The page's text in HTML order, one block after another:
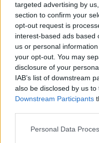
targeted advertising by
section to confirm your
opt-out request is
interest-based ads based
us or personal
your opt-out. You may
disclosure of your
IAB’s list of downstream
also be disclosed by us
Downstream Participants
Please note that this
Personal Data
Közbelépnek az
égiek: ezeknek a
csillagjegyeknek…
15
9 jel, hogy egy házas